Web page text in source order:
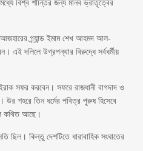
বিশ্ব শান্তির জন্য মানব ভ্রাতৃত্বের
গ্র্যান্ড ইমাম শেখ আহমদ আল-
এই দলিলে উগ্রপন্থার বিরুদ্ধে সর্বধর্মীয়
সফর করবেন। সফরে রাজধানী বাগদাদ ও
শহরে তিন ধর্মের পবিত্র পুরুষ হিসেবে
কথিত আছে।
ছিল। কিন্তু দেশটিতে ধারাবাহিক সংঘাতের